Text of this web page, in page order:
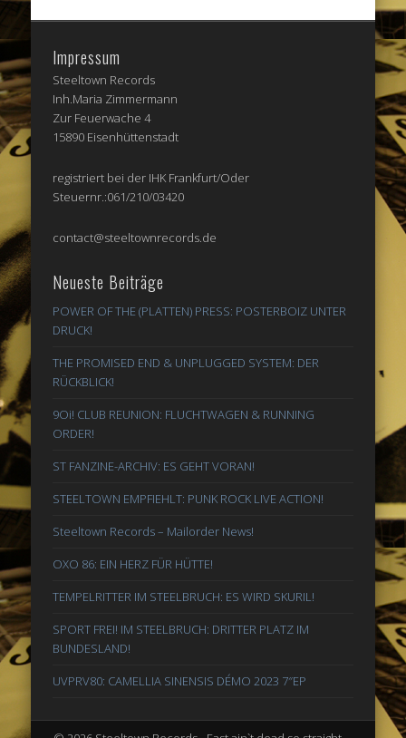
Impressum
Steeltown Records
Inh.Maria Zimmermann
Zur Feuerwache 4
15890 Eisenhüttenstadt
registriert bei der IHK Frankfurt/Oder
Steuernr.:061/210/03420
contact@steeltownrecords.de
Neueste Beiträge
POWER OF THE (PLATTEN) PRESS: POSTERBOIZ UNTER
DRUCK!
THE PROMISED END & UNPLUGGED SYSTEM: DER
RÜCKBLICK!
9Oi! CLUB REUNION: FLUCHTWAGEN & RUNNING
ORDER!
ST FANZINE-ARCHIV: ES GEHT VORAN!
STEELTOWN EMPFIEHLT: PUNK ROCK LIVE ACTION!
Steeltown Records – Mailorder News!
OXO 86: EIN HERZ FÜR HÜTTE!
TEMPELRITTER IM STEELBRUCH: ES WIRD SKURIL!
SPORT FREI! IM STEELBRUCH: DRITTER PLATZ IM
BUNDESLAND!
UVPRV80: CAMELLIA SINENSIS DÉMO 2023 7″EP